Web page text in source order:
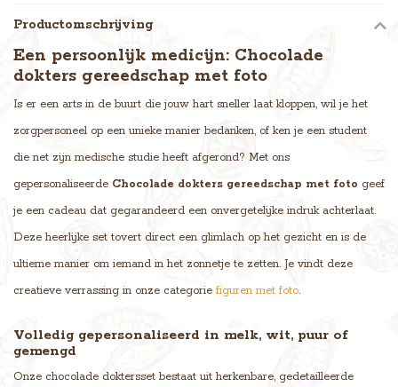
Productomschrijving
Een persoonlijk medicijn: Chocolade
dokters gereedschap met foto
Is er een arts in de buurt die jouw hart sneller laat kloppen, wil je het
zorgpersoneel op een unieke manier bedanken, of ken je een student
die net zijn medische studie heeft afgerond? Met ons
gepersonaliseerde Chocolade dokters gereedschap met foto geef
je een cadeau dat gegarandeerd een onvergetelijke indruk achterlaat.
Deze heerlijke set tovert direct een glimlach op het gezicht en is de
ultieme manier om iemand in het zonnetje te zetten. Je vindt deze
creatieve verrassing in onze categoriefiguren met foto.
Volledig gepersonaliseerd in melk, wit, puur of
gemengd
Onze chocolade doktersset bestaat uit herkenbare, gedetailleerde